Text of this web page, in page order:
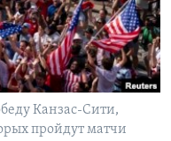
Канзас-Сити,
пройдут матчи